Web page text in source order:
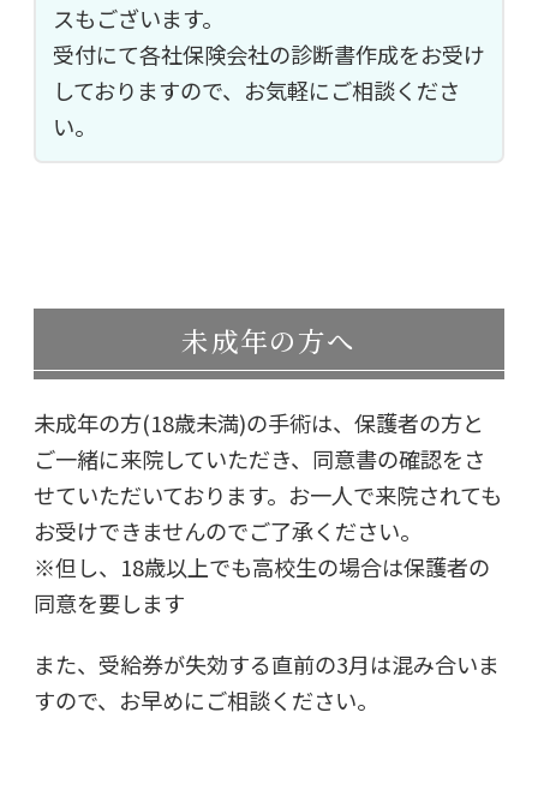
スもございます。
受付にて各社保険会社の診断書作成をお受け
しておりますので、お気軽にご相談くださ
い。
未成年の方へ
未成年の方(18歳未満)の手術は、保護者の方と
ご一緒に来院していただき、同意書の確認をさ
せていただいております。お一人で来院されても
お受けできませんのでご了承ください。
※但し、18歳以上でも高校生の場合は保護者の
同意を要します
また、受給券が失効する直前の3月は混み合いま
すので、お早めにご相談ください。